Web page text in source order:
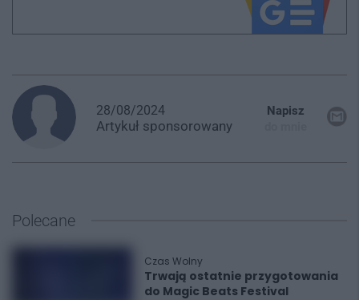
28/08/2024
Artykuł sponsorowany
Napisz
Polecane
Czas Wolny
Trwają ostatnie przygotowania
do Magic Beats Festival